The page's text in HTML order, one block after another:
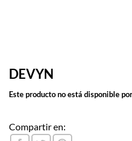
DEVYN
Este producto no está disponible
Compartir en: